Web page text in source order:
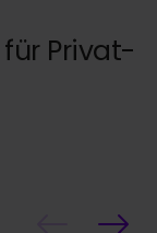
für Privat-